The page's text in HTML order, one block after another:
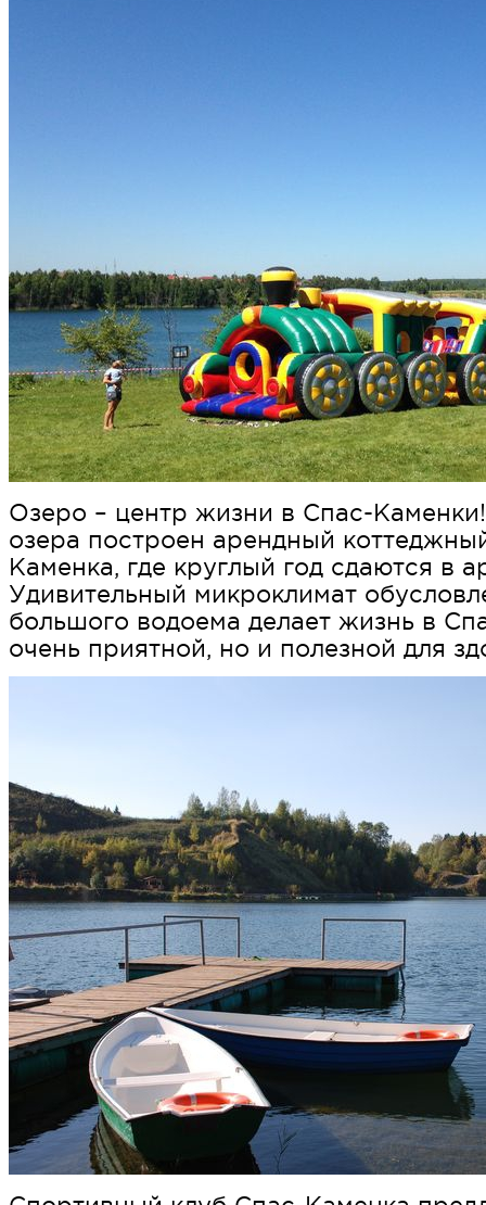
Озеро – центр жизни в Спас-
озера построен арендный
Каменка, где круглый год сдаются в
Удивительный микроклимат
большого водоема делает жизнь в
очень приятной, но и полезной для